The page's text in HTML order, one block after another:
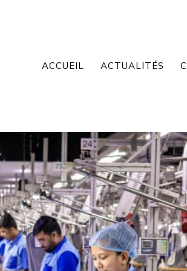
ACCUEIL ACTUALITÉS